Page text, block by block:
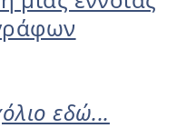
εδώ...